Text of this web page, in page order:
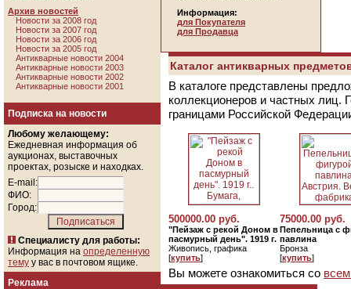
Архив новостей
Новости за 2008 год
Новости за 2007 год
Новости за 2006 год
Новости за 2005 год
Антикварные новости 2004
Антикварные новости 2003
Антикварные новости 2002
Антикварные новости 2001
Подписка на новости
Любому желающему:
Ежедневная информация об
аукционах, выставочных
проектах, розыске и находках.
E-mail:
ФИО:
Город:
Специалисту для работы:
Информация на определенную
тему у вас в почтовом ящике.
Реклама
Информация:
для Покупателя
для Продавца
Каталог антикварных
В каталоге представлены
коллекционеров и частных лиц.
границами Российской
500000.00 руб.
"Пейзаж с рекой Доном в
пасмурный день". 1919 г.
Живопись, графика
[купить]
75000.00 руб.
Пепельница с
павлина
Бронза
[купить]
Вы можете ознакомиться со